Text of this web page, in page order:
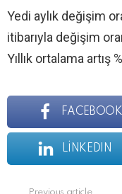
Yedi aylık değişim
itibarıyla değişim
Yıllık ortalama artış
FACEBOOK
LINKEDIN